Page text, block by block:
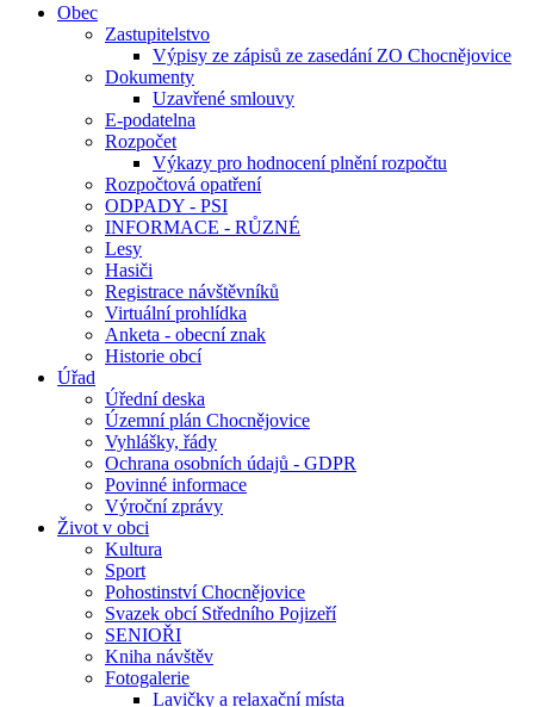
Obec
Zastupitelstvo
Výpisy ze zápisů ze zasedání ZO Chocnějovice
Dokumenty
Uzavřené smlouvy
E-podatelna
Rozpočet
Výkazy pro hodnocení plnění rozpočtu
Rozpočtová opatření
ODPADY - PSI
INFORMACE - RŮZNÉ
Lesy
Hasiči
Registrace návštěvníků
Virtuální prohlídka
Anketa - obecní znak
Historie obcí
Úřad
Úřední deska
Územní plán Chocnějovice
Vyhlášky, řády
Ochrana osobních údajů - GDPR
Povinné informace
Výroční zprávy
Život v obci
Kultura
Sport
Pohostinství Chocnějovice
Svazek obcí Středního Pojizeří
SENIOŘI
Kniha návštěv
Fotogalerie
Lavičky a relaxační místa